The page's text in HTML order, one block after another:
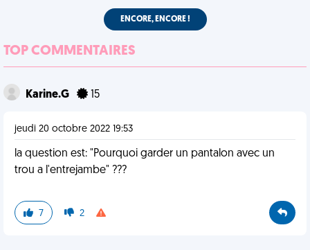
ENCORE, ENCORE !
TOP COMMENTAIRES
Karine.G 15
jeudi 20 octobre 2022 19:53
la question est: "Pourquoi garder un pantalon avec un
trou a l'entrejambe" ???
7 2